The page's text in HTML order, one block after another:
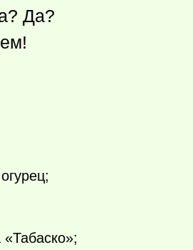
Да?
«Табаско»;